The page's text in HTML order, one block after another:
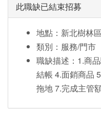
此職缺已結束招募
地點：新北樹林區
類別：服務/門市
職缺描述：1.商
結帳 4.面銷商品
拖地 7.完成主管